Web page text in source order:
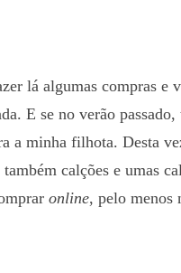
lá algumas compras e
E se no verão
a minha filhota. Desta
calções e umas
online, pelo menos